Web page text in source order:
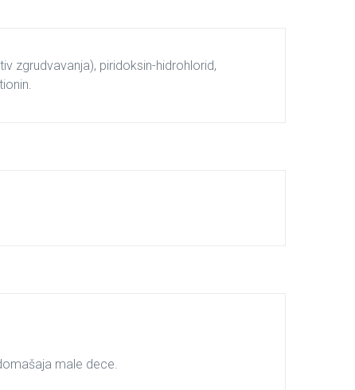
zgrudvavanja), piridoksin-hidrohlorid,
male dece.